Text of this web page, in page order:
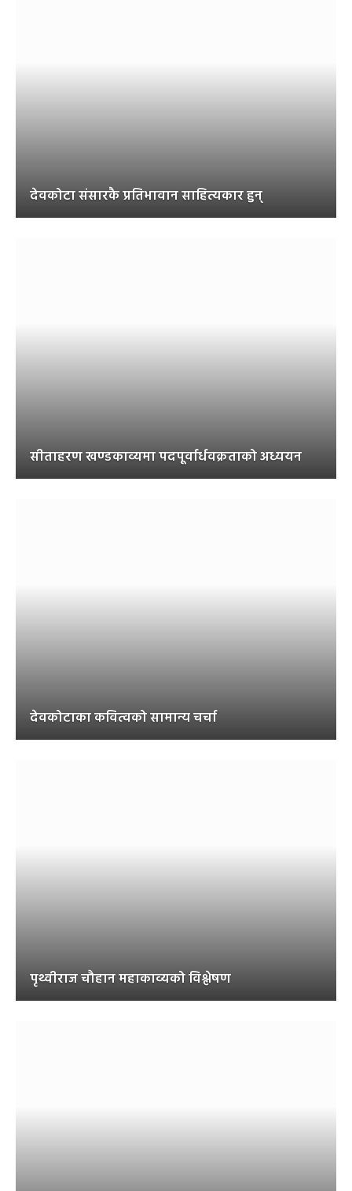
देवकोटा संसारकै प्रतिभावान साहित्यकार हुन्
सीताहरण खण्डकाव्यमा पदपूर्वार्धवक्रताको अध्ययन
देवकोटाका कवित्वको सामान्य चर्चा
पृथ्वीराज चौहान महाकाव्यको विश्लेषण